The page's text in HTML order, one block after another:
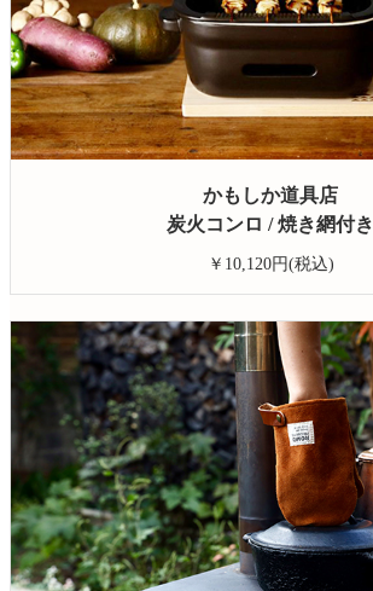
かもしか道具店
炭火コンロ / 焼き網付き
￥10,120円(税込)